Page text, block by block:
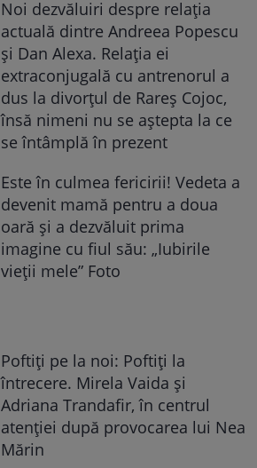
Noi dezvăluiri despre relația
actuală dintre Andreea Popescu
și Dan Alexa. Relația ei
extraconjugală cu antrenorul a
dus la divorțul de Rareș Cojoc,
însă nimeni nu se aștepta la ce
se întâmplă în prezent
Este în culmea fericirii! Vedeta a
devenit mamă pentru a doua
oară și a dezvăluit prima
imagine cu fiul său: „Iubirile
vieții mele” Foto
Poftiți pe la noi: Poftiți la
întrecere. Mirela Vaida și
Adriana Trandafir, în centrul
atenției după provocarea lui Nea
Mărin